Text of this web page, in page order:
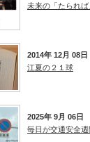
未来の「たられば
2014年 12月 08日
江夏の２１球
2025年 9月 06日
毎日が交通安全週